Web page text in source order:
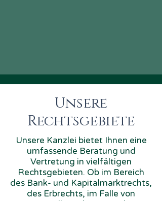
Unsere
Rechtsgebiete
Unsere Kanzlei bietet Ihnen eine
umfassende Beratung und
Vertretung in vielfältigen
Rechtsgebieten. Ob im Bereich
des Bank- und Kapitalmarktrechts,
des Erbrechts, im Falle von